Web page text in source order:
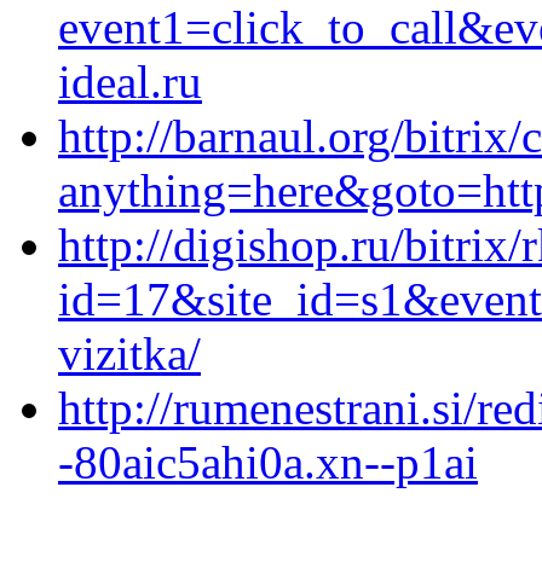
ideal.ru
http://barnaul.org/bitrix/
http://digishop.ru/bitrix/
vizitka/
http://rumenestrani.si/
-80aic5ahi0a.xn--p1ai